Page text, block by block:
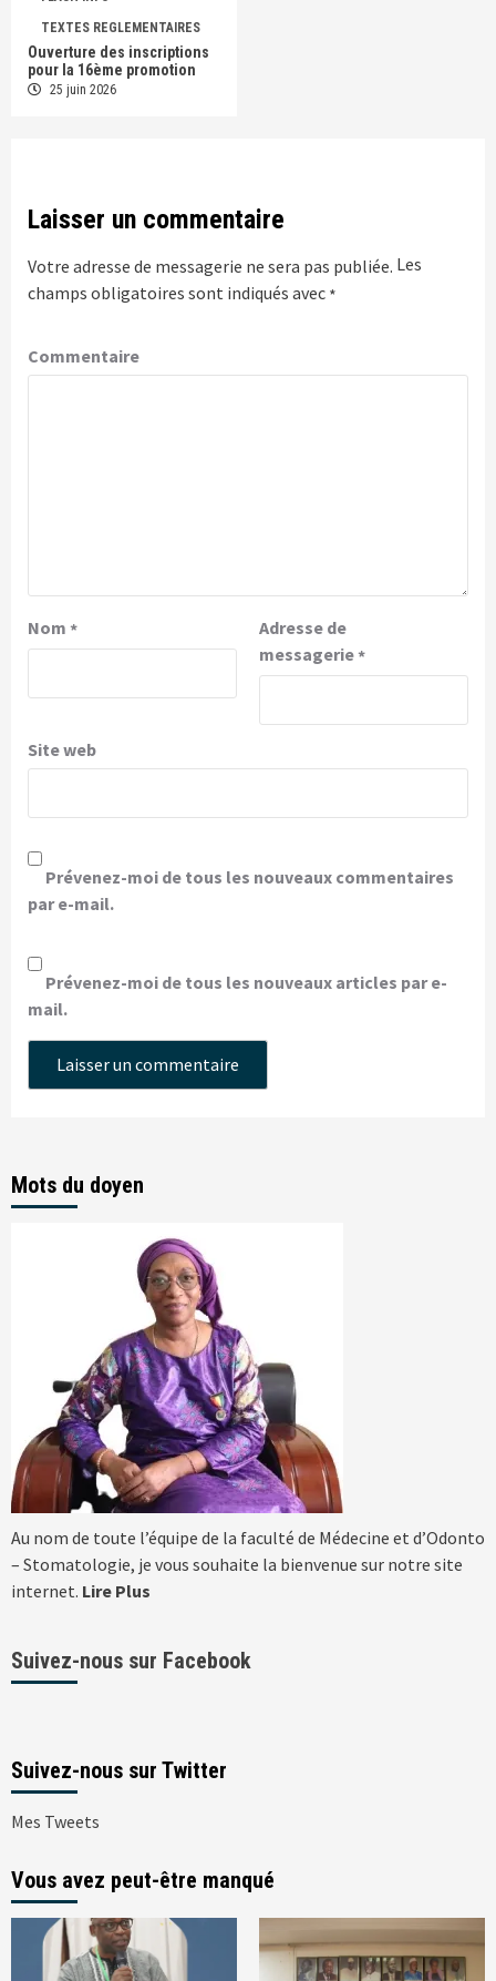
TEXTES REGLEMENTAIRES
Ouverture des inscriptions
pour la 16ème promotion
25 juin 2026
Laisser un commentaire
Votre adresse de messagerie ne sera pas publiée. Les
champs obligatoires sont indiqués avec *
Commentaire
Nom *
Adresse de
messagerie*
Site web
Prévenez-moi de tous les nouveaux commentaires
par e-mail.
Prévenez-moi de tous les nouveaux articles par e-
mail.
Mots du doyen
Au nom de toute l’équipe de la faculté de Médecine et d’Odonto
– Stomatologie, je vous souhaite la bienvenue sur notre site
internet. Lire Plus
Suivez-nous sur Facebook
Suivez-nous sur Twitter
Mes Tweets
Vous avez peut-être manqué